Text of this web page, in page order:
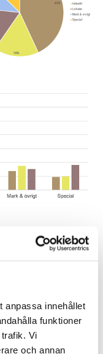
anpassa innehållet
funktioner
Vi
och annan